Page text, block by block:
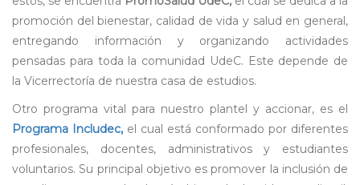
promoción del bienestar, calidad de vida y salud en general,
entregando información y organizando actividades
pensadas para toda la comunidad UdeC. Este depende de
la Vicerrectoría de nuestra casa de estudios.
Otro programa vital para nuestro plantel y accionar, es el
Programa Includec, el cual está conformado por diferentes
profesionales, docentes, administrativos y estudiantes
voluntarios. Su principal objetivo es promover la inclusión de